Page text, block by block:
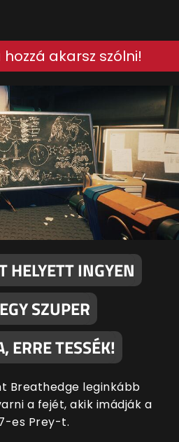
hozzá akarsz szólni!
INGYEN
SZUPER
ERRE TESSÉK!
Breathedge leginkább
a fejét, akik imádják a
es Prey-t.